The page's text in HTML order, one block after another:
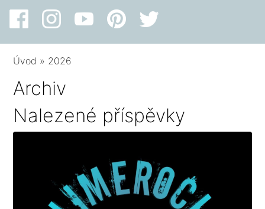
Úvod » 2026
Archiv
Nalezené příspěvky